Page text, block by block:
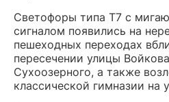
Светофоры типа Т7 с
сигналом появились на
пешеходных переходах
пересечении улицы
Сухоозерного, а также
классической гимназии на